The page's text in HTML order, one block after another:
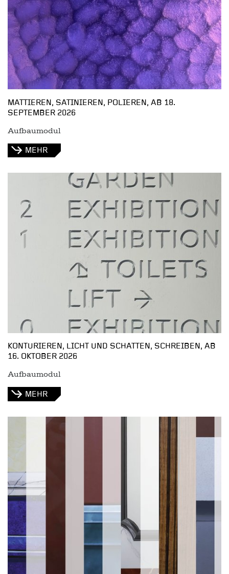
MATTIEREN, SATINIEREN, POLIEREN, AB 18.
SEPTEMBER 2026
Aufbaumodul
MEHR
KONTURIEREN, LICHT UND SCHATTEN, SCHREIBEN, AB
16. OKTOBER 2026
Aufbaumodul
MEHR